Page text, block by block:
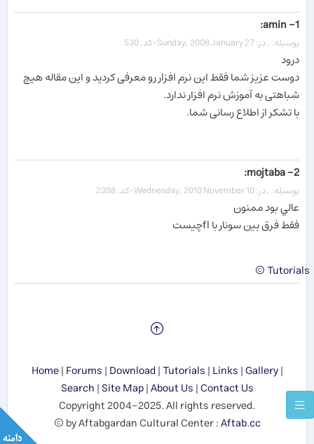
1- amin:
بوسیله: , در: Sunday, 2008 January 27-کد: 530
درود
دوست عزیز شما فقط این نرم افزار رو معرفی کردید و این مقاله هیچ
شباهتی به آموزش نرم افزار ندارد.
با تشکر از اطلاع رسانی شما.
2- mojtaba:
بوسیله: , در: Wednesday, 2010 November 10-کد: 2398
عالي بود ممنون
فقط فرق بين سونار با flچيست
Tutorials ©
Home|Forums|Download|Tutorials|Links|Gallery|
Search|Site Map|About Us|Contact Us
Copyright 2004-2025. All rights reserved.
© by Aftabgardan Cultural Center :Aftab.cc